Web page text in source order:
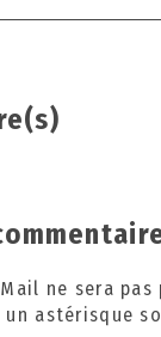
ne sera pas
un astérisque